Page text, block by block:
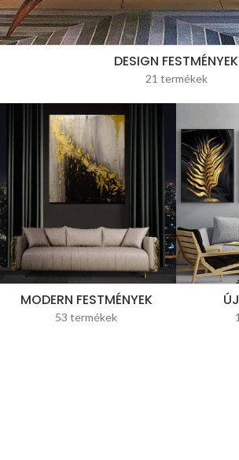
DESIGN FESTMÉNYEK
21 termékek
MODERN FESTMÉNYEK
53 termékek